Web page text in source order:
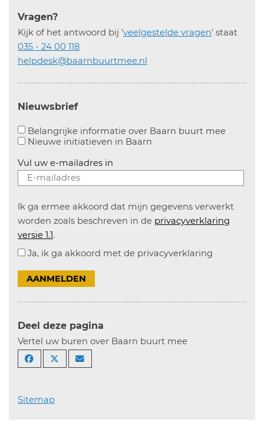
Vragen?
Kijk of het antwoord bij 'veelgestelde vragen' staat
035 - 24 00 118
helpdesk@baarnbuurtmee.nl
Nieuwsbrief
Belangrijke informatie over Baarn buurt mee
Nieuwe initiatieven in Baarn
Vul uw e-mailadres in
Ik ga ermee akkoord dat mijn gegevens verwerkt
worden zoals beschreven in de privacyverklaring
versie 1.1.
Ja, ik ga akkoord met de privacyverklaring
AANMELDEN
Deel deze pagina
Vertel uw buren over Baarn buurt mee
Sitemap